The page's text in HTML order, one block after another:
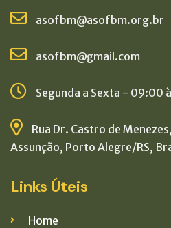
asofbm@asofbm.org.br
asofbm@gmail.com
Segunda a Sexta - 09:00
Rua Dr. Castro de
Assunção, Porto Alegre/RS,
Links Úteis
Home